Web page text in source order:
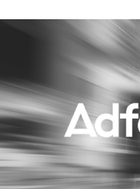
Menu
Home
9 sept: GenAI-training